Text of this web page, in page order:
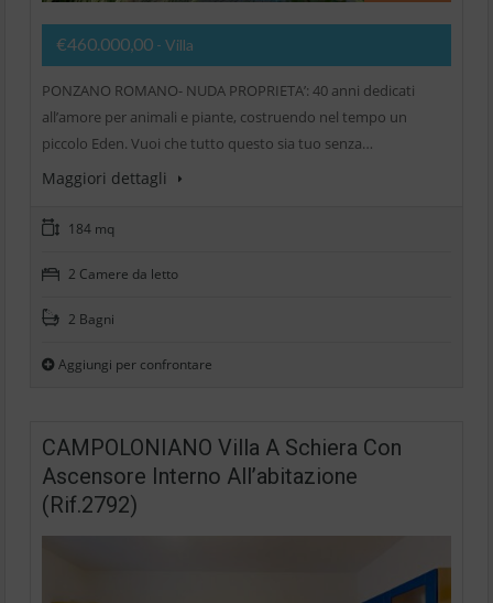
€460.000,00 - Villa
PONZANO ROMANO- NUDA PROPRIETA’: 40 anni dedicati
all’amore per animali e piante, costruendo nel tempo un
piccolo Eden. Vuoi che tutto questo sia tuo senza…
Maggiori dettagli
184 mq
2 Camere da letto
2 Bagni
Aggiungi per confrontare
CAMPOLONIANO Villa A Schiera Con
Ascensore Interno All’abitazione
(Rif.2792)